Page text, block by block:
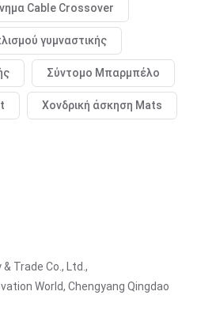
Cable Crossover
γυμναστικής
Σύντομο Μπαρμπέλο
Χονδρική άσκηση Mats
Trade Co., Ltd.,
World, Chengyang Qingdao